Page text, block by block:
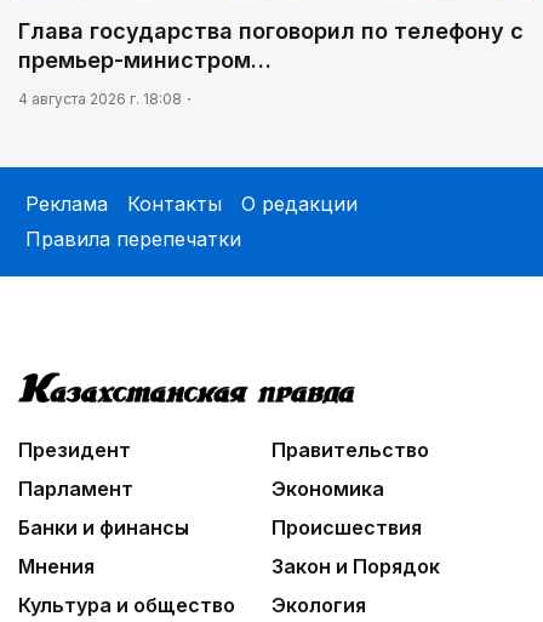
Глава государства поговорил по телефону с
премьер-министром…
4 августа 2026 г. 18:08
Реклама Контакты
О редакции
Правила перепечатки
Президент
Правительство
Парламент
Экономика
Банки и финансы
Происшествия
Мнения
Закон и Порядок
Культура и общество
Экология